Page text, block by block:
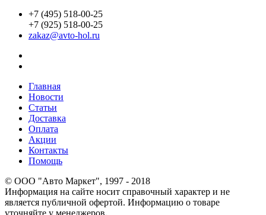
+7 (495) 518-00-25
+7 (925) 518-00-25
zakaz@avto-hol.ru
Главная
Новости
Статьи
Доставка
Оплата
Акции
Контакты
Помощь
© OOO "Авто Маркет", 1997 - 2018
Информация на сайте носит справочный характер и не
является публичной офертой. Информацию о товаре